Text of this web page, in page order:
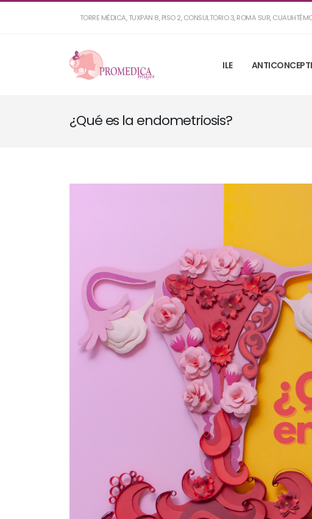
TORRE MÉDICA, TUXPAN 8, PISO 2, CONSULTORIO 3, ROMA SUR,
ILE
¿Qué es la endometriosis?